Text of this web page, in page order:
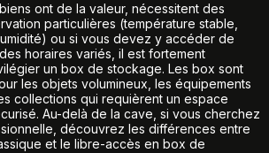
ont de la valeur, nécessitent des
particulières (température stable,
ou si vous devez y accéder de
horaires variés, il est fortement
un box de stockage. Les box sont
les objets volumineux, les équipements
collections qui requièrent un espace
Au-delà de la cave, si vous cherchez
découvrez les différences entre
et le libre-accès en box de